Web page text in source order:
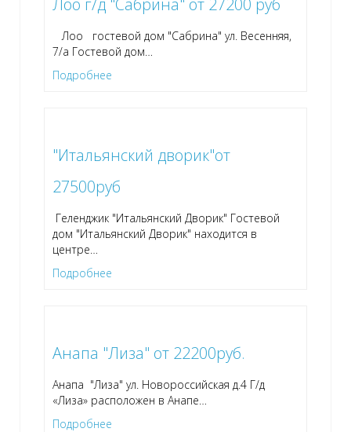
Лоо гостевой дом "Сабрина" ул. Весенняя,
7/а Гостевой дом
Подробнее
"Итальянский дворик"от
27500руб
Геленджик "Итальянский Дворик" Гостевой
дом "Итальянский Дворик" находится в
центре
Подробнее
Анапа "Лиза" от 22200руб.
Анапа "Лиза" ул. Новороссийская д.4 Г/д
«Лиза» расположен в Анапе
Подробнее